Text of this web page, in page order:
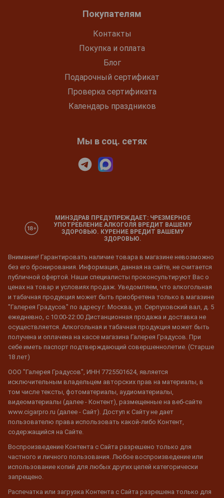
Покупателям
Контакты
Покупка и оплата
Блог
Подарочный сертификат
Проверка сертификата
Календарь праздников
Мы в соц. сетях
МИНЗДРАВ ПРЕДУПРЕЖДАЕТ: ЧРЕЗМЕРНОЕ
УПОТРЕБЛЕНИЕ АЛКОГОЛЯ ВРЕДИТ ВАШЕМУ
ЗДОРОВЬЮ. КУРЕНИЕ ВРЕДИТ ВАШЕМУ
ЗДОРОВЬЮ.
Внимание! Гарантировать наличие товара в магазине невозможно
без его бронирования. Информация, данная на сайте, не считается
публичной офертой. Наши специалисты проконсультируют Вас о
ценах на товар и условиях продаж. Уведомляем, что алкогольная
и табачная продукция может быть приобретена только в магазине
"Галерея Градусов" по адресу г. Москва, ул. Серпуховский вал, д. 5
ежедневно, с 10:00-22:00 Дистанционная продажа и доставка не
осуществляется. Алкогольная и табачная продукция может быть
получена и оплачена на кассе магазина Галерея Градусов. При
себе иметь паспорт подтверждающий совершеннолетие. (Старше
18 лет)
ООО "Галерея Градусов", ИНН 7725501624, является
исключительным владельцем авторских прав на материалы, в
том числе тексты, фотоматериалы, аудиоматериалы,
видеоматериалы (далее - Контент), размещенные на веб-сайте
www.cigarpro.ru (далее - Сайт). Доступ к Сайту не дает
пользователю права использовать какой-либо Контент,
содержащийся на Сайте.
Воспроизведение Контента с Сайта разрешено только для
частного и личного пользования. Любое воспроизведение или
использование копий для любых других целей категорически
запрещено.
Распечатка или загрузка Контента с Сайта разрешена только для